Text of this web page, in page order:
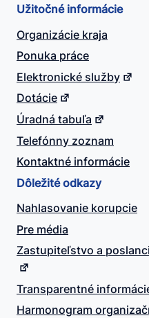
Užitočné informácie
Organizácie kraja
Ponuka práce
Elektronické služby
Dotácie
Úradná tabuľa
Telefónny zoznam
Kontaktné informácie
Dôležité odkazy
Nahlasovanie korupcie
Pre média
Zastupiteľstvo a poslanci
Transparentné
Harmonogram